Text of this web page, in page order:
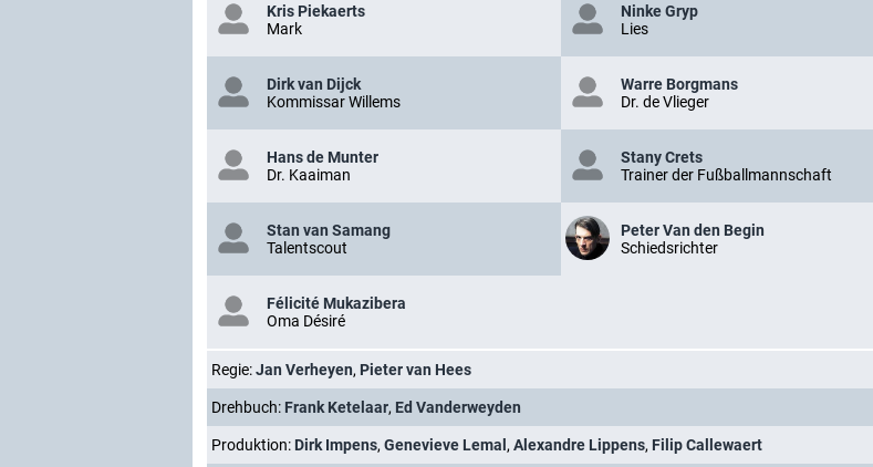
Kris Piekaerts
Mark
Ninke Gryp
Lies
Dirk van Dijck
Kommissar Willems
Warre Borgmans
Dr. de Vlieger
Hans de Munter
Dr. Kaaiman
Stany Crets
Trainer der Fußballmannschaft
Stan van Samang
Talentscout
Peter Van den Begin
Schiedsrichter
Félicité Mukazibera
Oma Désiré
Regie:Jan Verheyen, Pieter van Hees
Drehbuch: Frank Ketelaar, Ed Vanderweyden
Produktion: Dirk Impens, Genevieve Lemal , Alexandre Lippens, Filip Callewaert